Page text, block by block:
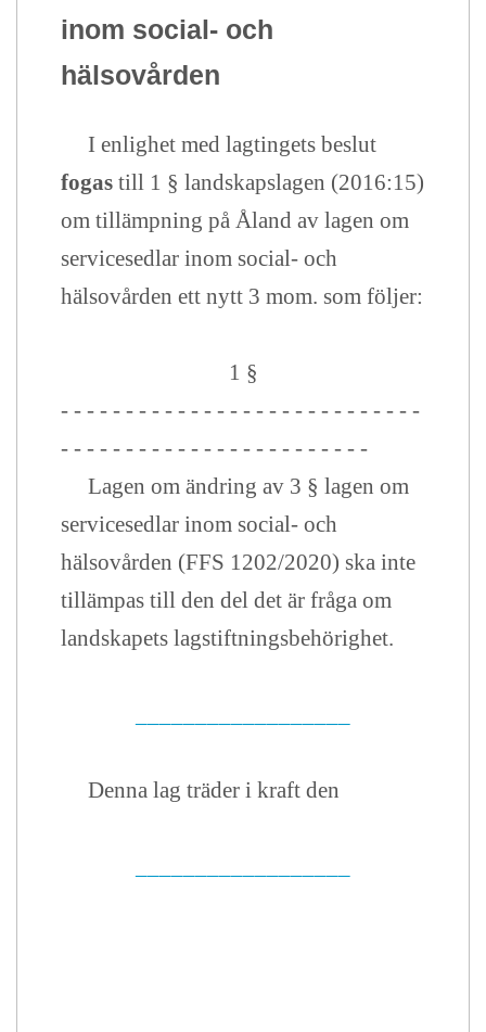
inom social- och
hälsovården
I enlighet med lagtingets beslut
fogas till 1 § landskapslagen (2016:15)
om tillämpning på Åland av lagen om
servicesedlar inom social- och
hälsovården ett nytt 3 mom. som följer:
1 §
- - - - - - - - - - - - - - - - - - - - - - - - - - - -
- - - - - - - - - - - - - - - - - - - - - - - -
Lagen om ändring av 3 § lagen om
servicesedlar inom social- och
hälsovården (FFS 1202/2020) ska inte
tillämpas till den del det är fråga om
landskapets lagstiftningsbehörighet.
Denna lag träder i kraft den